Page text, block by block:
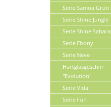
Serie Samoa Grün
Serie Shine Jungle
Serie Shine Sahara
Serie Ebony
Serie Neve
Hartglasgeschirr
"Evolution"
Serie Vida
Serie Fun